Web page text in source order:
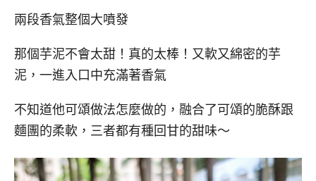
兩段香氣整個大噴發
那個芋泥不會太甜！真的太棒！又軟又綿密的芋
泥，一進入口中充滿著香氣
不知道他可頌做法怎麼做的，融合了可頌的脆酥跟
麵團的柔軟，三者都有種回甘的甜味～